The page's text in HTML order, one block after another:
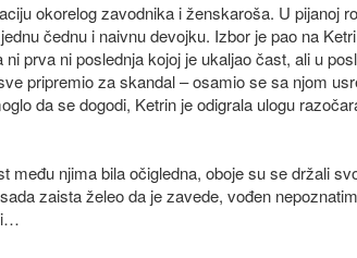
okorelog zavodnika i ženskaroša. U pijanoj
čednu i naivnu devojku. Izbor je pao na
prva ni poslednja kojoj je ukaljao čast, ali u
pripremio za skandal – osamio se sa njom
da se dogodi, Ketrin je odigrala ulogu
njima bila očigledna, oboje su se držali
zaista želeo da je zavede, vođen